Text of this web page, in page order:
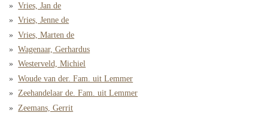
Vries, Jan de
Vries, Jenne de
Vries, Marten de
Wagenaar, Gerhardus
Westerveld, Michiel
Woude van der. Fam. uit Lemmer
Zeehandelaar de. Fam. uit Lemmer
Zeemans, Gerrit